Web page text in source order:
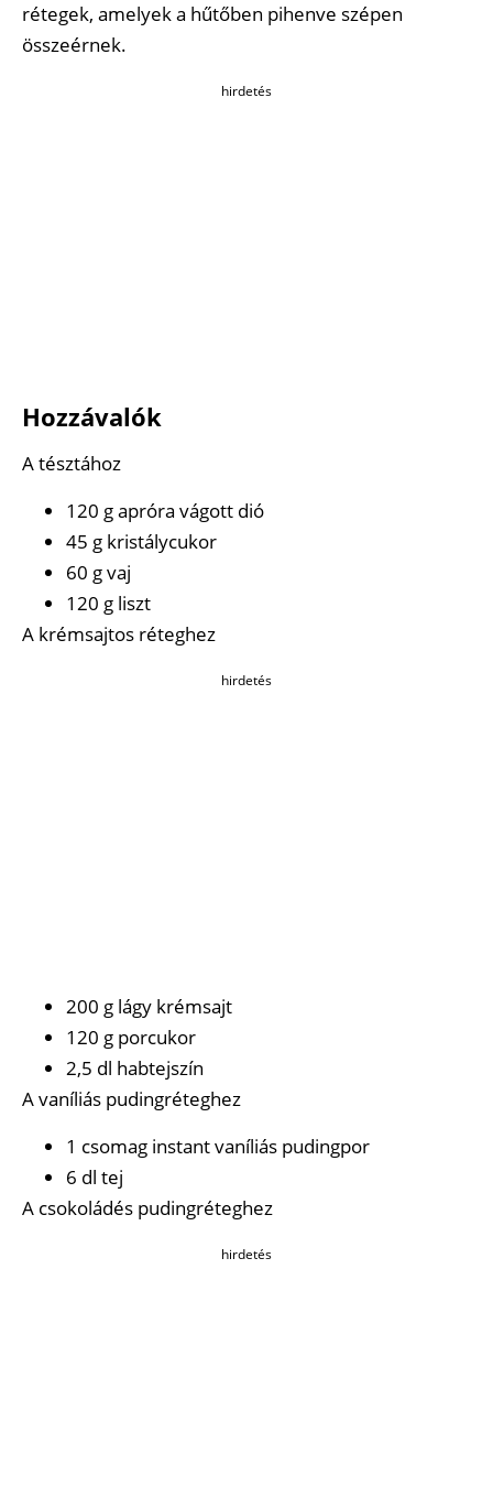
rétegek, amelyek a hűtőben pihenve szépen
összeérnek.
hirdetés
Hozzávalók
A tésztához
120 g apróra vágott dió
45 g kristálycukor
60 g vaj
120 g liszt
A krémsajtos réteghez
hirdetés
200 g lágy krémsajt
120 g porcukor
2,5 dl habtejszín
A vaníliás pudingréteghez
1 csomag instant vaníliás pudingpor
6 dl tej
A csokoládés pudingréteghez
hirdetés